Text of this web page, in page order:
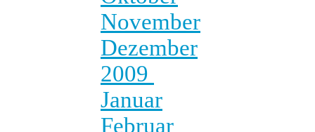
November
Dezember
2009
Januar
Februar